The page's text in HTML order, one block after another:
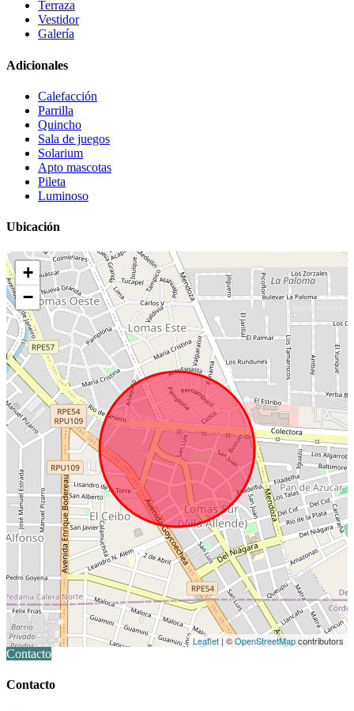
Terraza
Vestidor
Galería
Adicionales
Calefacción
Parrilla
Quincho
Sala de juegos
Solarium
Apto mascotas
Pileta
Luminoso
Ubicación
+
−
Leaflet | ©OpenStreetMapcontributors
Contacto
Contacto